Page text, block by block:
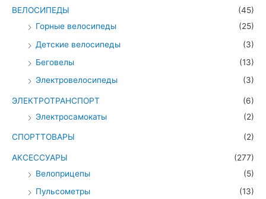
ВЕЛОСИПЕДЫ
(45)
Горные велосипеды
(25)
Детские велосипеды
(3)
Беговелы
(13)
Электровелосипеды
(3)
ЭЛЕКТРОТРАНСПОРТ
(6)
Электросамокаты
(2)
СПОРТТОВАРЫ (2)
АКСЕССУАРЫ
(277)
Велоприцепы
(5)
Пульсометры
(13)